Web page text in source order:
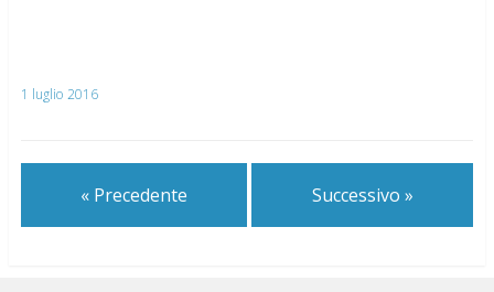
1 luglio 2016
« Precedente Successivo »